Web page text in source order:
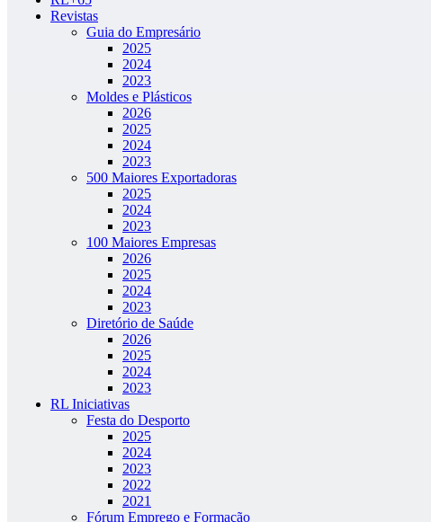
Revistas
Guia do Empresário
2025
2024
2023
Moldes e Plásticos
2026
2025
2024
2023
500 Maiores Exportadoras
2025
2024
2023
100 Maiores Empresas
2026
2025
2024
2023
Diretório de Saúde
2026
2025
2024
2023
RL Iniciativas
Festa do Desporto
2025
2024
2023
2022
2021
Fórum Emprego e Formação